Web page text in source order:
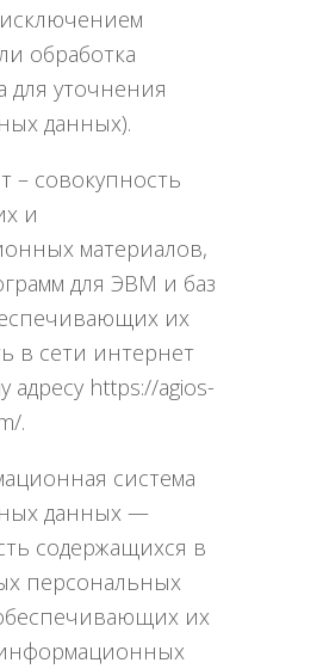
обработка
для уточнения
данных).
– совокупность
и
материалов,
для ЭВМ и баз
их
в сети интернет
адресу https://agios-
.
система
данных —
содержащихся в
персональных
их